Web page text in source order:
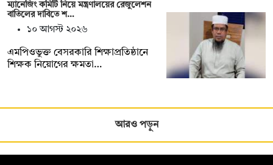
ম্যানেজিং কমিটি নিয়ে মন্ত্রণালয়ের রেজুলেশন
বাতিলের দাবিতে শ…
১০ আগস্ট ২০২৬
এমপিওভুক্ত বেসরকারি শিক্ষাপ্রতিষ্ঠানে
শিক্ষক নিয়োগের ক্ষমতা…
আরও পড়ুন